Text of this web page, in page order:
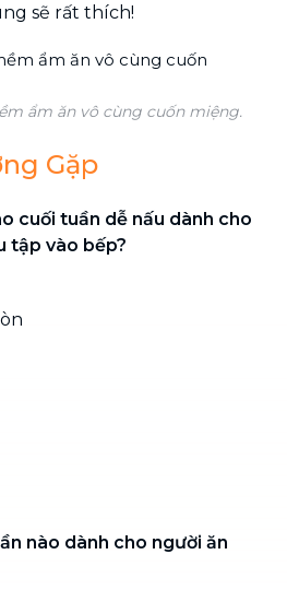
sẽ rất thích!
ẩm ăn vô cùng cuốn miệng.
Gặp
cuối tuần dễ nấu dành cho
tập vào bếp?
nào dành cho người ăn